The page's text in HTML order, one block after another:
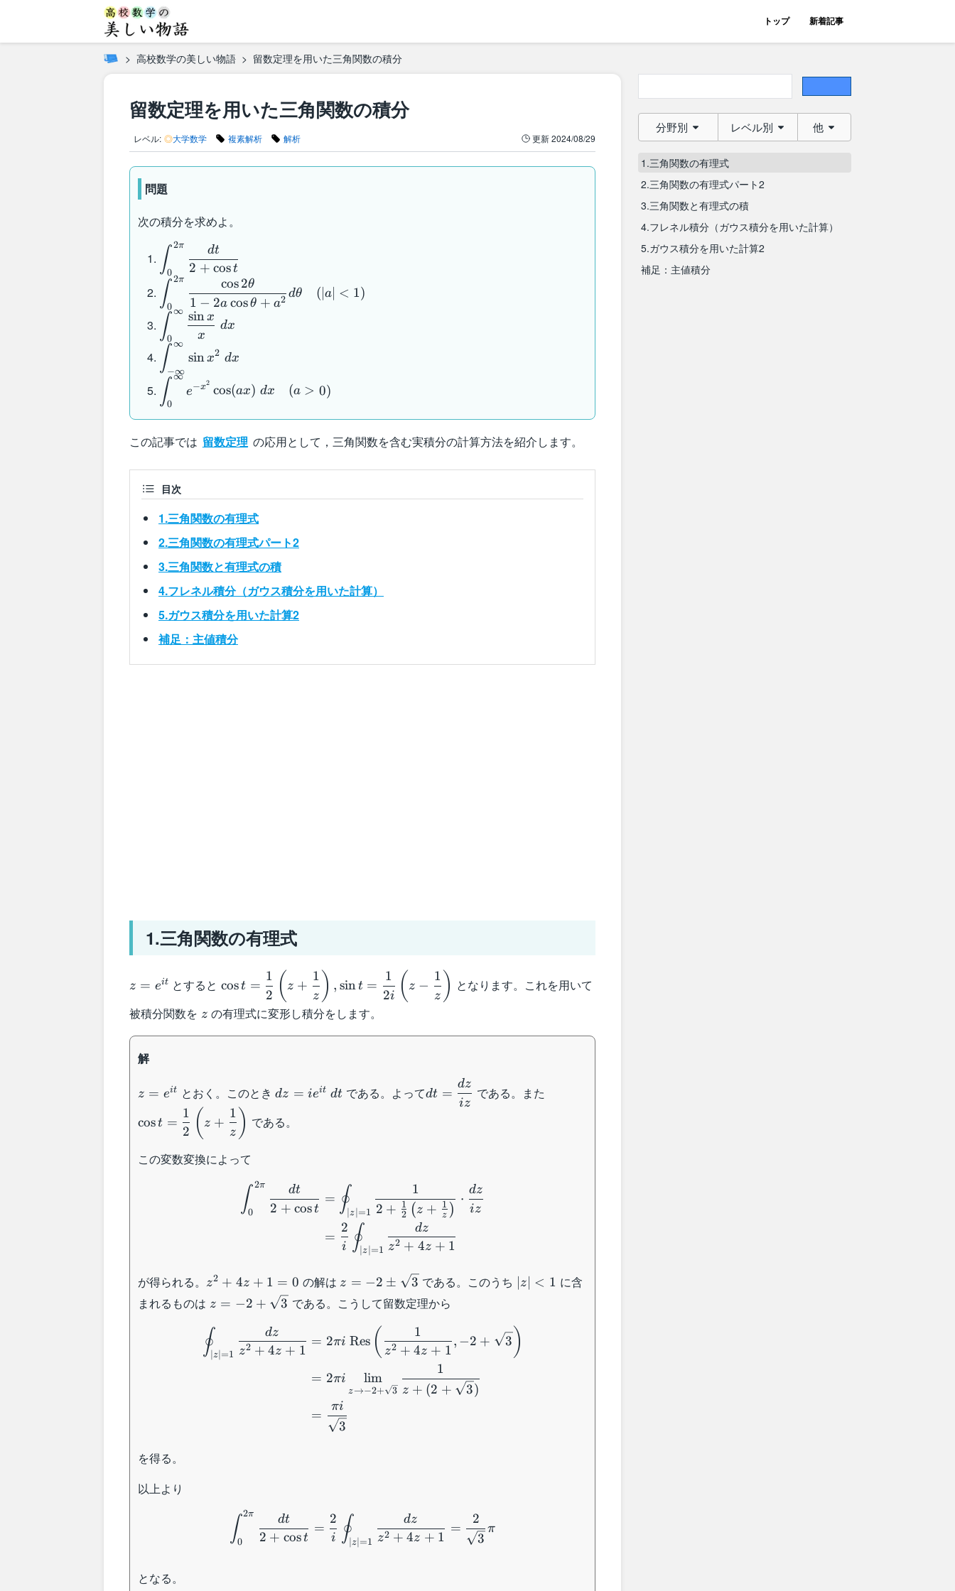
トップ 新着記事
高校数学の美しい物語 留数定理を用いた三角関数の積分
留数定理を用いた三角関数の積分
レベル: ◎大学数学 複素解析 解析 更新2024/08/29
問題
次の積分を求めよ。
\displaystyle
\int_0^{2\pi}
\dfrac{dt}
{2+\cos t}
∫0
2π
2 + cost
dt
\displaystyle
\int_0^{2\pi}
\dfrac{\cos
2\theta}{1-2
a \cos \theta
+a^2}
d\theta
\quad (|a| <
∫0
2π
1 − 2a cosθ + a2
cos2θ
dθ ( a∣ < 1)
\displaystyle
\int_0^{\infty}
\dfrac{\sin x}
{x} \; dx
∫0
∞
x
sinx
dx
\displaystyle
\int_{-
\infty}^{\infty}
\sin x^2 \; dx
∫−∞
∞
sinx2 dx
\displaystyle
\int_0^{\infty}
e^{-x^2} \cos
\quad (a>0)
∫0
∞
e−x2 cos(ax) dx (a > 0)
この記事では 留数定理 の応用として，三角関数を含む実積分の計算方法を紹介します。
目次
1.三角関数の有理式
2.三角関数の有理式パート2
3.三角関数と有理式の積
4.フレネル積分（ガウス積分を用いた計算）
5.ガウス積分を用いた計算2
補足：主値積分
1.三角関数の有理式
z=e^{it}
z = eit とすると \cos t =
\dfrac{1}{2}
\left(z+\dfrac{1}
cost =
2
1 ( z +
z
1 ) , sint =
2i
1 ( z −
z
1 ) となります。これを用いて
被積分関数を z
z の有理式に変形し積分をします。
解
z=e^{it}
z = eit とおく。このとき dz =
ie^{it}
\;dt
dz = ieit dt である。よって dt =
\dfrac{dz}
dt =
iz
dz
である。また
cost =
2
1 ( z +
z
1 ) である。
この変数変換によって
∫0
2π
2 + cost
dt
= ∮ ∣z =1 2 + 2
1 ( z + z
1 )
1
⋅
iz
dz
=
i
2 ∮ ∣z =1 z2 + 4z + 1
dz
が得られる。 z^2+4z+1=0
z2 + 4z + 1 = 0 の解は z = -2
\pm
\sqrt{3}
z = −2 ± 3 である。このうち |z|
<
∣z∣ < 1 に含
まれるものは z=-2+\sqrt{3}
z = −2 + 3 である。こうして留数定理から
\begin{aligned} \oint_{|z|=1} \dfrac{dz}{z^2+4z+1} &= 2 \pi i \; \mathrm{Res} \left(
∮ z =1 z2 + 4z + 1
dz
= 2πi Res ( z2 + 4z + 1
1
, −2 + 3)
= 2πi
z→−2+ 3
lim
z + (2 + 3)
1
=
3
πi
を得る。
以上より
∫0
2π
2 + cost
dt
=
i
2 ∮ z =1 z2 + 4z + 1
dz
=
3
2
π
となる。
分野別 レベル別 他
1.三角関数の有理式
2.三角関数の有理式パート2
3.三角関数と有理式の積
4.フレネル積分（ガウス積分を用いた計算）
5.ガウス積分を用いた計算2
補足：主値積分